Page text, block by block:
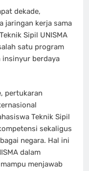
dekade,
jaringan kerja sama
Sipil UNISMA
satu program
berdaya
pertukaran
Teknik Sipil
sekaligus
negara. Hal ini
dalam
menjawab